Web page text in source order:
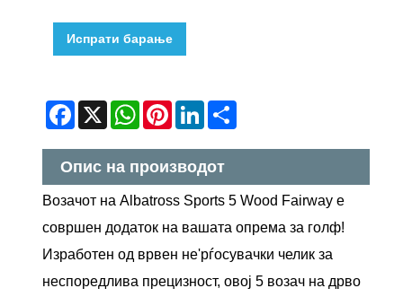
Испрати барање
Facebook
X WhatsApp
Pinterest
LinkedIn
Опис на производот
Возачот на Albatross Sports 5 Wood Fairway е
совршен додаток на вашата опрема за голф!
Изработен од врвен не'рѓосувачки челик за
неспоредлива прецизност, овој 5 возач на дрво